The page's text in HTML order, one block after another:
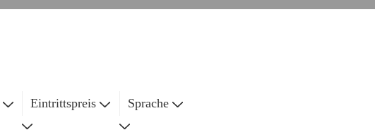
Eintrittspreis Sprache